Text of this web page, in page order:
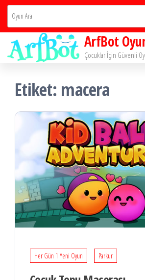
İçeriğe
ArfBot
Çocuklar İçin Güvenli
Etiket: macera
Her Gün 1 Yeni Oyun Parkur